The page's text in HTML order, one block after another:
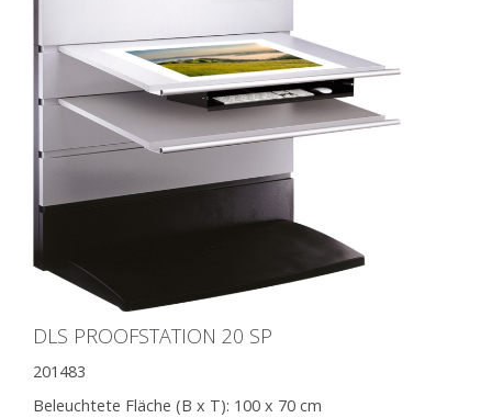
DLS PROOFSTATION 20 SP
201483
Beleuchtete Fläche (B x T): 100 x 70 cm